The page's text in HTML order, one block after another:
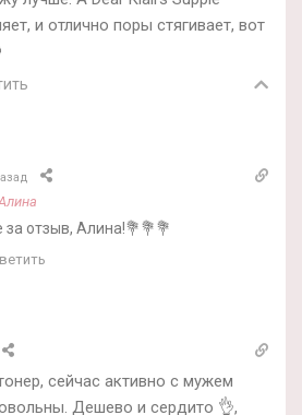
и отлично поры стягивает, вот
отзыв, Алина!💐💐💐
сейчас активно с мужем
Дешево и сердито 👌,